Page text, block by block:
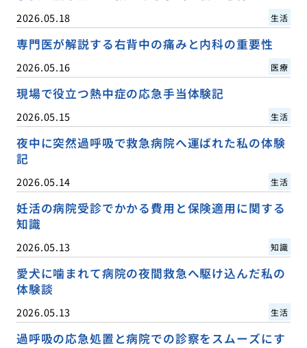
2026.05.18 生活
専門医が解説する右背中の痛みと内科の重要性
2026.05.16 医療
現場で役立つ熱中症の応急手当体験記
2026.05.15 生活
夜中に突然過呼吸で救急病院へ運ばれた私の体験
記
2026.05.14 生活
妊活の病院受診でかかる費用と保険適用に関する
知識
2026.05.13 知識
愛犬に噛まれて病院の夜間救急へ駆け込んだ私の
体験談
2026.05.13 生活
過呼吸の応急処置と病院での診察をスムーズにす